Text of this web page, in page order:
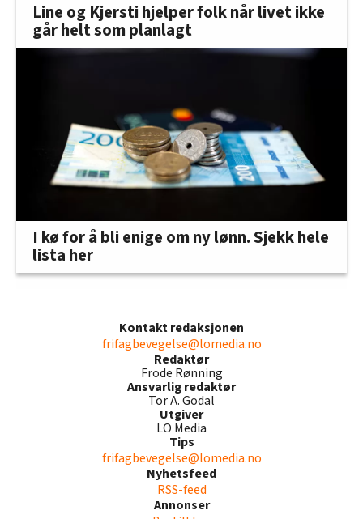
Line og Kjersti hjelper folk når livet ikke
går helt som planlagt
I kø for å bli enige om ny lønn. Sjekk hele
lista her
Kontakt redaksjonen
frifagbevegelse@lomedia.no
Redaktør
Frode Rønning
Ansvarlig redaktør
Tor A. Godal
Utgiver
LO Media
Tips
frifagbevegelse@lomedia.no
Nyhetsfeed
RSS-feed
Annonser